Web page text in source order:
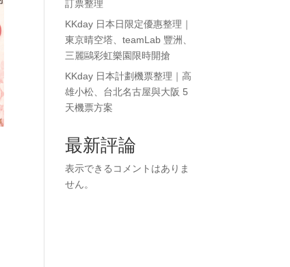
訂票整理
KKday 日本日限定優惠整理｜
東京晴空塔、teamLab 豐洲、
三麗鷗彩虹樂園限時開搶
KKday 日本計劃機票整理｜高
雄小松、台北名古屋與大阪 5
天機票方案
最新評論
表示できるコメントはありま
せん。